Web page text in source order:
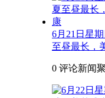
6月21日星
至昼最长，
0 评论新闻